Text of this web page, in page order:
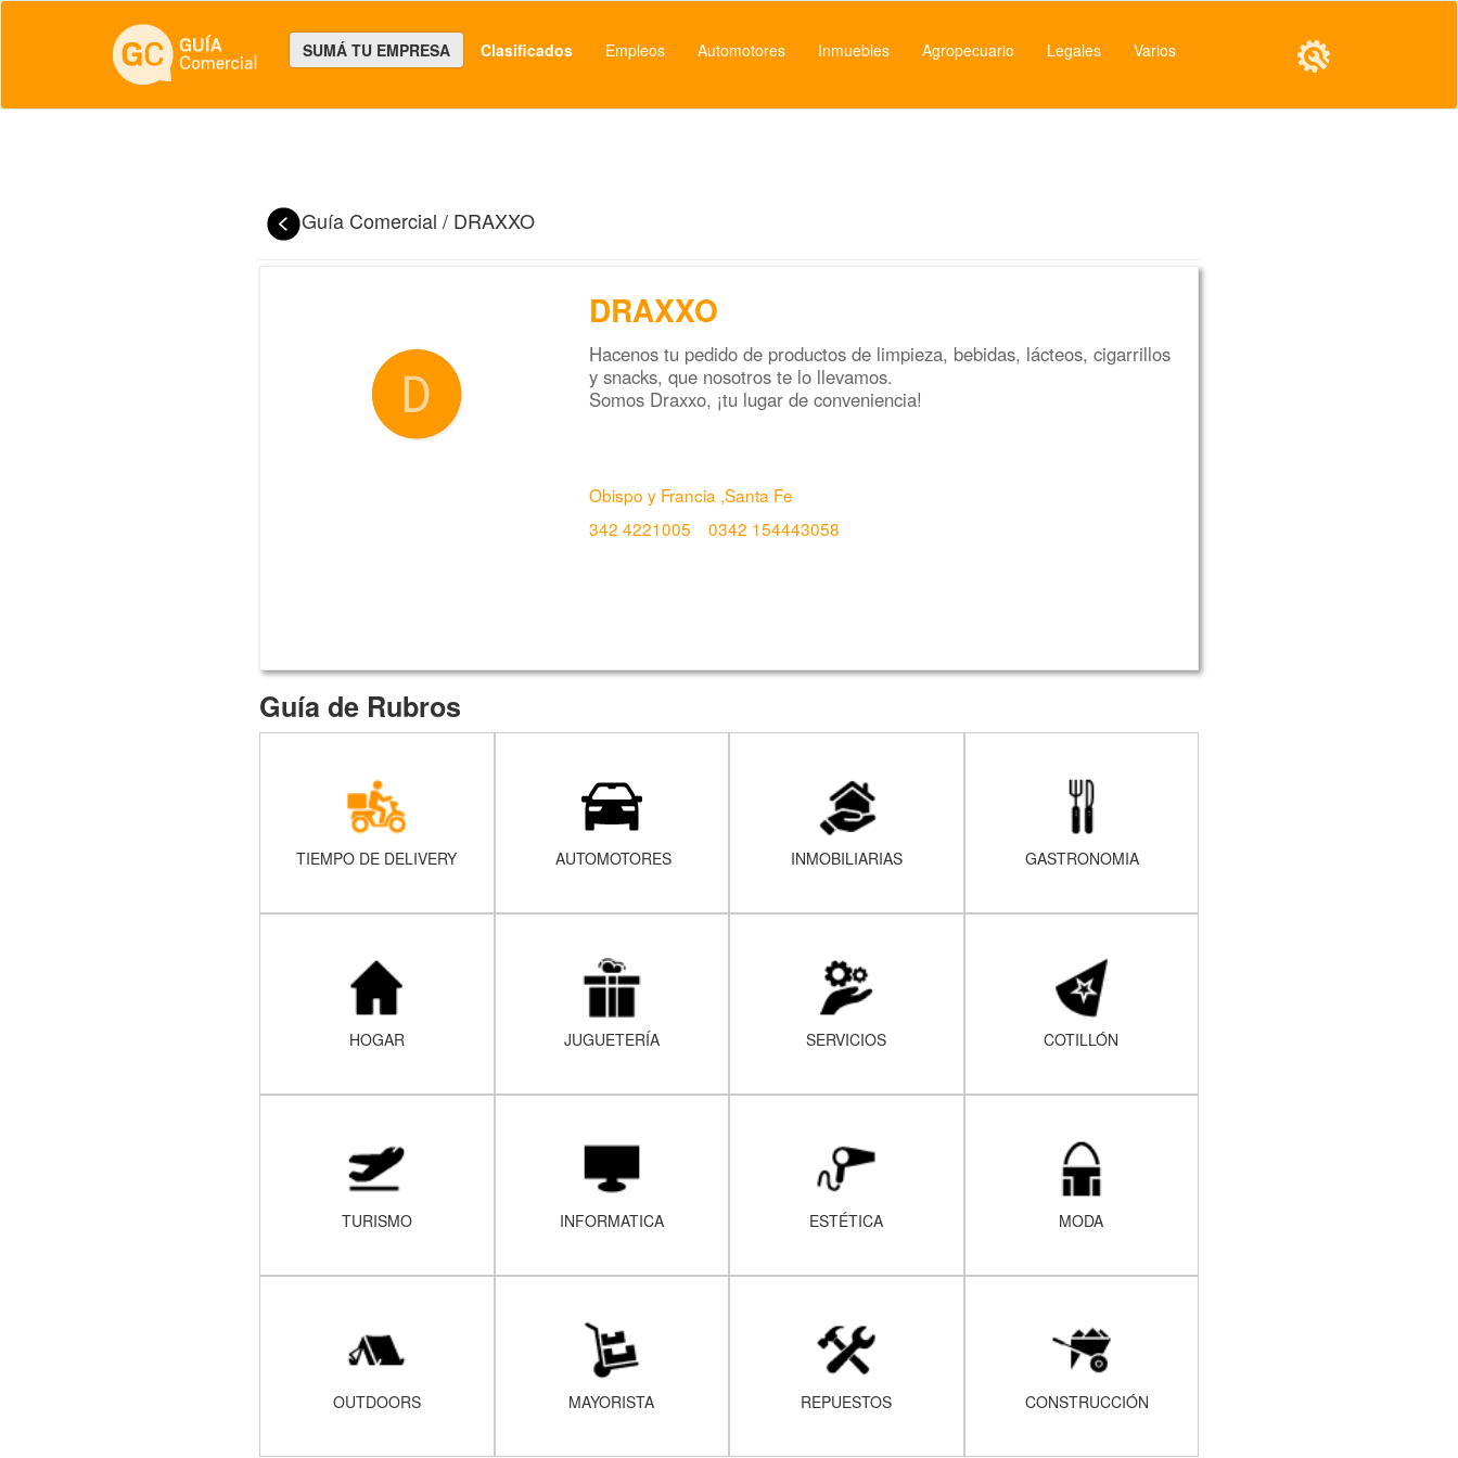
SUMÁ TU EMPRESA Clasificados Empleos Automotores Inmuebles Agropecuario Legales Varios
Guía Comercial / DRAXXO
DRAXXO
Hacenos tu pedido de productos de limpieza, bebidas, lácteos, cigarrillos
y snacks, que nosotros te lo llevamos.
Somos Draxxo, ¡tu lugar de conveniencia!
Obispo y Francia ,Santa Fe
342 4221005
0342 154443058
Guía de Rubros
TIEMPO DE DELIVERY AUTOMOTORES INMOBILIARIAS GASTRONOMIA
HOGAR JUGUETERÍA SERVICIOS COTILLÓN
TURISMO INFORMATICA ESTÉTICA MODA
OUTDOORS MAYORISTA REPUESTOS CONSTRUCCIÓN